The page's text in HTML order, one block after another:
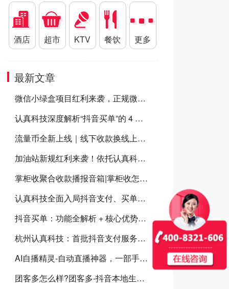
酒店 超市 KTV 餐饮 更多
最新文章
微信小绿盒项目红利来袭，正规微信小绿盒服务商助力高效开展微信小绿盒推广
认真科技深度解析“抖音买单”的 4 大核心经营优势，商家为什么要开通抖音买单？
流量币全新上线｜线下收款换线上曝光，门店增收新方案
加油站新规红利来袭！依托​认真科技数字化SaaS系统，抢占加油站千亿市场
掌柜收聚合收款播报音箱|掌柜收怎么样？掌柜收聚合收款音箱有什么优势？
认真科技全面入局抖音支付、买单、点餐三大体系，共建本地生活数字化新生态
抖音买单：功能全解析 + 核心优势，助力本地商家流量与营收双增长
杭州认真科技：首批抖音支付服务商，全链路赋能本地生活商业升级
AI自播精灵-自动直播神器，一部手机就可以实现实景自动直播
团客多怎么样?团客多-抖音本地生活服务商